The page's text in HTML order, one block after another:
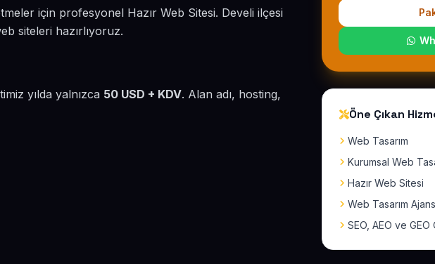
için profesyonel Hazır Web Sitesi. Develi ilçesi
siteleri hazırlıyoruz.
yılda yalnızca 50 USD + KDV. Alan adı, hosting,
Öne Çıkan
Web Tasarım
Kurumsal Web
Hazır Web Sitesi
Web Tasarım
SEO, AEO ve